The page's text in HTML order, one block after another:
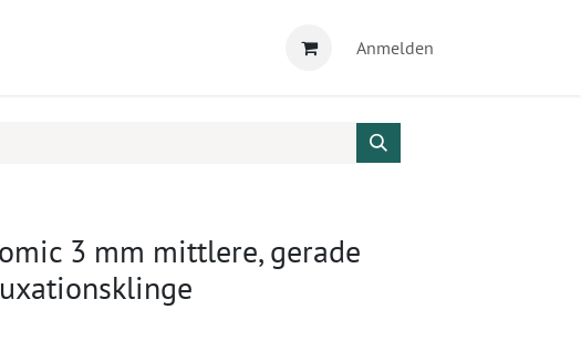
Anmelden
3 mm mittlere, gerade